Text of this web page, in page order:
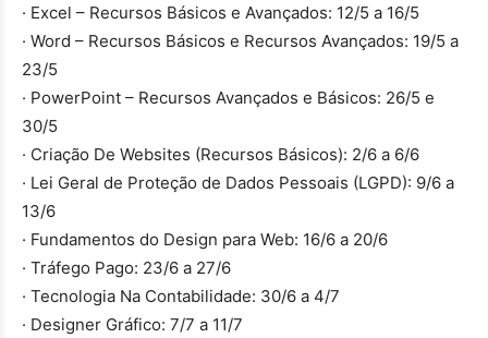
· Excel – Recursos Básicos e Avançados: 12/5 a 16/5
· Word – Recursos Básicos e Recursos Avançados: 19/5 a
23/5
· PowerPoint – Recursos Avançados e Básicos: 26/5 e
30/5
· Criação De Websites (Recursos Básicos): 2/6 a 6/6
· Lei Geral de Proteção de Dados Pessoais (LGPD): 9/6 a
13/6
· Fundamentos do Design para Web: 16/6 a 20/6
· Tráfego Pago: 23/6 a 27/6
· Tecnologia Na Contabilidade: 30/6 a 4/7
· Designer Gráfico: 7/7 a 11/7